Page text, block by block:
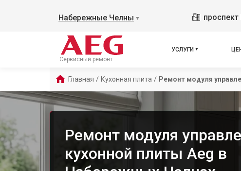
Набережные Челны ▼
Сервисный ремонт
УСЛУГИ
Главная / Кухонная плита / Ремонт модуля
Ремонт модуля
кухонной плиты Aeg в